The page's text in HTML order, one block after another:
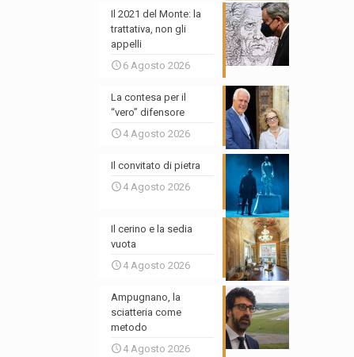
Il 2021 del Monte: la
trattativa, non gli
appelli
6 Agosto 2026
La contesa per il
“vero” difensore
4 Agosto 2026
Il convitato di pietra
4 Agosto 2026
Il cerino e la sedia
vuota
4 Agosto 2026
Ampugnano, la
sciatteria come
metodo
4 Agosto 2026